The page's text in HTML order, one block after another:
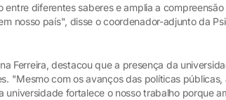
diferentes saberes e amplia a compreensão
nosso país", disse o coordenador-adjunto da
Ferreira, destacou que a presença da
"Mesmo com os avanços das políticas públicas,
universidade fortalece o nosso trabalho porque